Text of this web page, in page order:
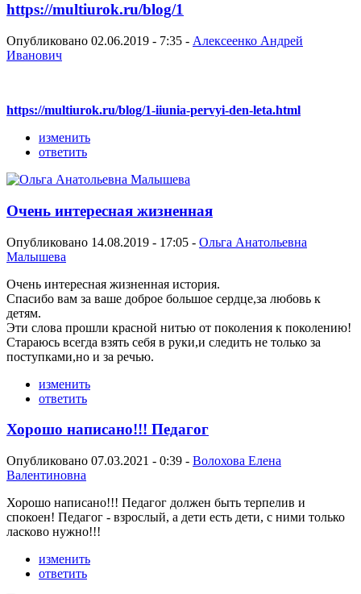
https://multiurok.ru/blog/1
Опубликовано 02.06.2019 - 7:35 - Алексеенко Андрей
Иванович
https://multiurok.ru/blog/1-iiunia-pervyi-den-leta.html
изменить
ответить
Очень интересная жизненная
Опубликовано 14.08.2019 - 17:05 - Ольга Анатольевна
Малышева
Очень интересная жизненная история.
Спасибо вам за ваше доброе большое сердце,за любовь к
детям.
Эти слова прошли красной нитью от поколения к поколению!
Стараюсь всегда взять себя в руки,и следить не только за
поступками,но и за речью.
изменить
ответить
Хорошо написано!!! Педагог
Опубликовано 07.03.2021 - 0:39 - Волохова Елена
Валентиновна
Хорошо написано!!! Педагог должен быть терпелив и
спокоен! Педагог - взрослый, а дети есть дети, с ними только
ласково нужно!!!
изменить
ответить